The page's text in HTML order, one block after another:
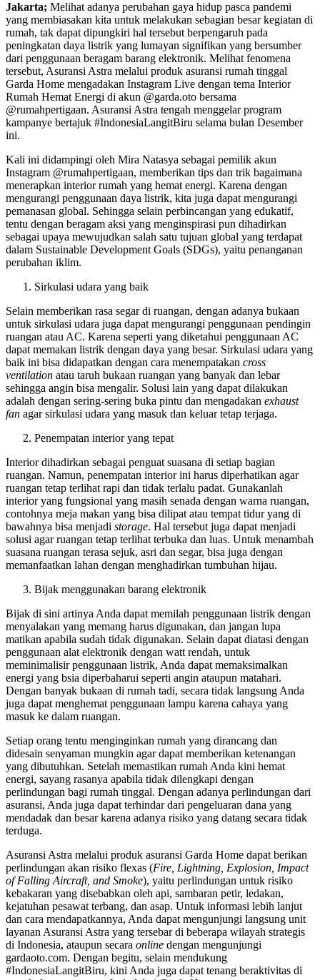
Jakarta; Melihat adanya perubahan gaya hidup pasca pandemi
yang membiasakan kita untuk melakukan sebagian besar kegiatan di
rumah, tak dapat dipungkiri hal tersebut berpengaruh pada
peningkatan daya listrik yang lumayan signifikan yang bersumber
dari penggunaan beragam barang elektronik. Melihat fenomena
tersebut, Asuransi Astra melalui produk asuransi rumah tinggal
Garda Home mengadakan Instagram Live dengan tema Interior
Rumah Hemat Energi di akun @garda.oto bersama
@rumahpertigaan. Asuransi Astra tengah menggelar program
kampanye bertajuk #IndonesiaLangitBiru selama bulan Desember
ini.
Kali ini didampingi oleh Mira Natasya sebagai pemilik akun
Instagram @rumahpertigaan, memberikan tips dan trik bagaimana
menerapkan interior rumah yang hemat energi. Karena dengan
mengurangi penggunaan daya listrik, kita juga dapat mengurangi
pemanasan global. Sehingga selain perbincangan yang edukatif,
tentu dengan beragam aksi yang menginspirasi pun dihadirkan
sebagai upaya mewujudkan salah satu tujuan global yang terdapat
dalam Sustainable Development Goals (SDGs), yaitu penanganan
perubahan iklim.
Sirkulasi udara yang baik
Selain memberikan rasa segar di ruangan, dengan adanya bukaan
untuk sirkulasi udara juga dapat mengurangi penggunaan pendingin
ruangan atau AC. Karena seperti yang diketahui penggunaan AC
dapat memakan listrik dengan daya yang besar. Sirkulasi udara yang
baik ini bisa didapatkan dengan cara menempatakan cross
ventilation atau taruh bukaan ruangan yang banyak dan lebar
sehingga angin bisa mengalir. Solusi lain yang dapat dilakukan
adalah dengan sering-sering buka pintu dan mengadakan exhaust
fan agar sirkulasi udara yang masuk dan keluar tetap terjaga.
Penempatan interior yang tepat
Interior dihadirkan sebagai penguat suasana di setiap bagian
ruangan. Namun, penempatan interior ini harus diperhatikan agar
ruangan tetap terlihat rapi dan tidak terlalu padat. Gunakanlah
interior yang fungsional yang masih senada dengan warna ruangan,
contohnya meja makan yang bisa dilipat atau tempat tidur yang di
bawahnya bisa menjadi storage. Hal tersebut juga dapat menjadi
solusi agar ruangan tetap terlihat terbuka dan luas. Untuk menambah
suasana ruangan terasa sejuk, asri dan segar, bisa juga dengan
memanfaatkan lahan dengan menghadirkan tumbuhan hijau.
Bijak menggunakan barang elektronik
Bijak di sini artinya Anda dapat memilah penggunaan listrik dengan
menyalakan yang memang harus digunakan, dan jangan lupa
matikan apabila sudah tidak digunakan. Selain dapat diatasi dengan
penggunaan alat elektronik dengan watt rendah, untuk
meminimalisir penggunaan listrik, Anda dapat memaksimalkan
energi yang bsia diperbaharui seperti angin ataupun matahari.
Dengan banyak bukaan di rumah tadi, secara tidak langsung Anda
juga dapat menghemat penggunaan lampu karena cahaya yang
masuk ke dalam ruangan.
Setiap orang tentu menginginkan rumah yang dirancang dan
didesain senyaman mungkin agar dapat memberikan ketenangan
yang dibutuhkan. Setelah memastikan rumah Anda kini hemat
energi, sayang rasanya apabila tidak dilengkapi dengan
perlindungan bagi rumah tinggal. Dengan adanya perlindungan dari
asuransi, Anda juga dapat terhindar dari pengeluaran dana yang
mendadak dan besar karena adanya risiko yang datang secara tidak
terduga.
Asuransi Astra melalui produk asuransi Garda Home dapat berikan
perlindungan akan risiko flexas (Fire, Lightning, Explosion, Impact
of Falling Aircraft, and Smoke), yaitu perlindungan untuk risiko
kebakaran yang disebabkan oleh api, sambaran petir, ledakan,
kejatuhan pesawat terbang, dan asap. Untuk informasi lebih lanjut
dan cara mendapatkannya, Anda dapat mengunjungi langsung unit
layanan Asuransi Astra yang tersebar di beberapa wilayah strategis
di Indonesia, ataupun secara online dengan mengunjungi
gardaoto.com. Dengan begitu, selain mendukung
#IndonesiaLangitBiru, kini Anda juga dapat tenang beraktivitas di